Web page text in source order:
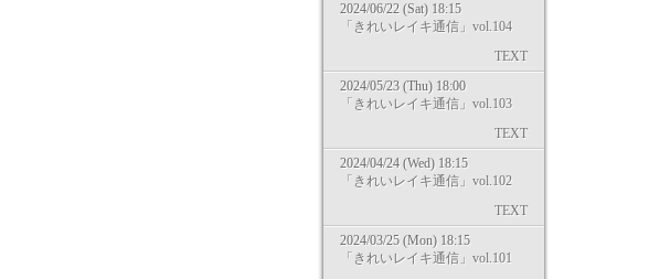
2024/06/22 (Sat) 18:15
「きれいレイキ通信」vol.104
TEXT
2024/05/23 (Thu) 18:00
「きれいレイキ通信」vol.103
TEXT
2024/04/24 (Wed) 18:15
「きれいレイキ通信」vol.102
TEXT
2024/03/25 (Mon) 18:15
「きれいレイキ通信」vol.101